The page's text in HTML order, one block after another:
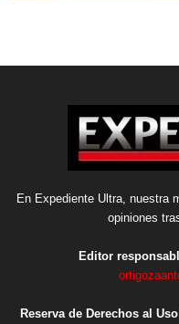
En Expediente Ultra, nuestra
opiniones
Editor
Reserva de Derechos al